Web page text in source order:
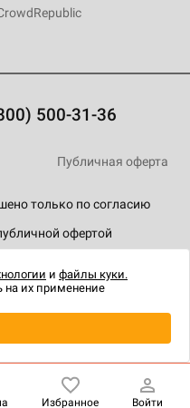
наличии
500-31-36
только по согласию
офертой
Публичная оферта
Избранное Войти
и файлы куки.
на их применение